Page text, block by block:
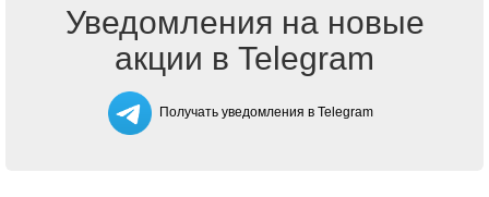
Уведомления на новые
акции в Telegram
Получать уведомления в Telegram